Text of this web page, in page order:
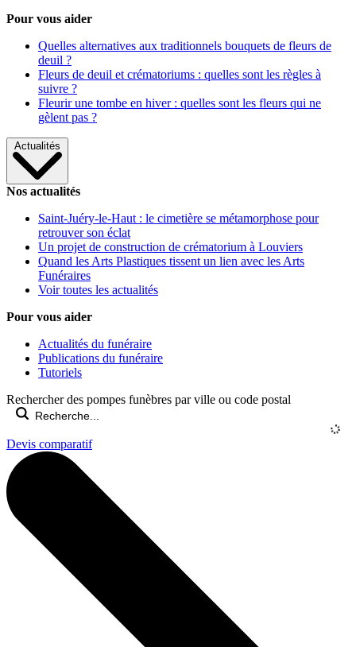
Pour vous aider
Quelles alternatives aux traditionnels bouquets de fleurs de
deuil ?
Fleurs de deuil et crématoriums : quelles sont les règles à
suivre ?
Fleurir une tombe en hiver : quelles sont les fleurs qui ne
gèlent pas ?
Actualités
Nos actualités
Saint-Juéry-le-Haut : le cimetière se métamorphose pour
retrouver son éclat
Un projet de construction de crématorium à Louviers
Quand les Arts Plastiques tissent un lien avec les Arts
Funéraires
Voir toutes les actualités
Pour vous aider
Actualités du funéraire
Publications du funéraire
Tutoriels
Rechercher des pompes funèbres par ville ou code postal
Devis comparatif